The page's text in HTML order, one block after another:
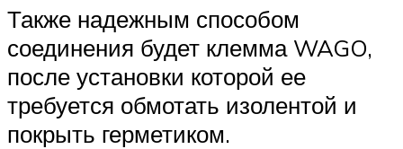
Также надежным способом
соединения будет клемма WAGO,
после установки которой ее
требуется обмотать изолентой и
покрыть герметиком.